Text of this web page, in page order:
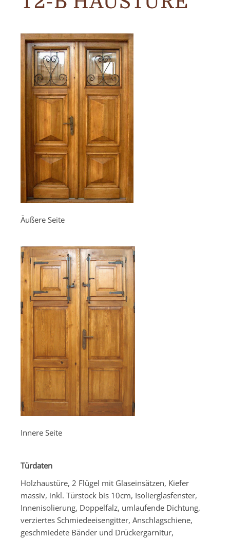
Äußere Seite
Innere Seite
Türdaten
Holzhaustüre, 2 Flügel mit Glaseinsätzen, Kiefer
massiv, inkl. Türstock bis 10cm, Isolierglasfenster,
Innenisolierung, Doppelfalz, umlaufende Dichtung,
verziertes Schmiedeeisengitter, Anschlagschiene,
geschmiedete Bänder und Drückergarnitur,